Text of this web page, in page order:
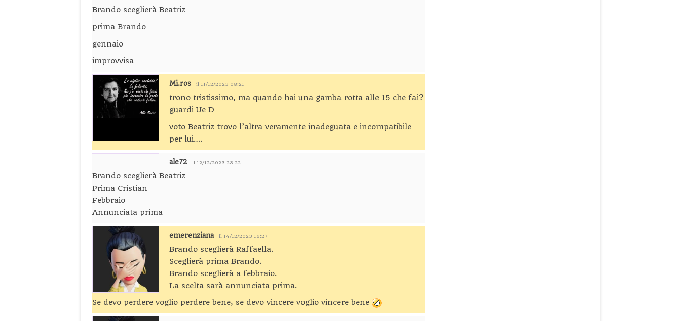
Brando sceglierà Beatriz
prima Brando
gennaio
improvvisa
Mi.ros il 11/12/2023 08:21
trono tristissimo, ma quando hai una gamba rotta alle 15 che fai?
guardi Ue D
voto Beatriz trovo l’altra veramente inadeguata e incompatibile
per lui….
ale72 il 12/12/2023 23:22
Brando sceglierà Beatriz
Prima Cristian
Febbraio
Annunciata prima
emerenziana il 14/12/2023 16:27
Brando sceglierà Raffaella.
Sceglierà prima Brando.
Brando sceglierà a febbraio.
La scelta sarà annunciata prima.
Se devo perdere voglio perdere bene, se devo vincere voglio vincere bene